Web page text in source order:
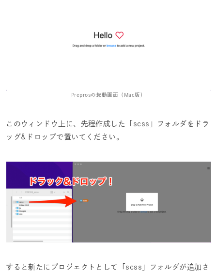
Preprosの起動画面（Mac版）
このウィンドウ上に、先程作成した「scss」フォルダをドラ
ッグ&ドロップで置いてください。
すると新たにプロジェクトとして「scss」フォルダが追加さ